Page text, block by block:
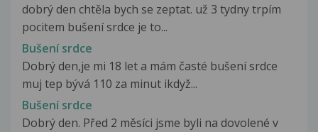
dobrý den chtěla bych se zeptat. už 3 tydny trpím
pocitem bušení srdce je to...
Bušení srdce
Dobrý den,je mi 18 let a mám časté bušení srdce
muj tep bývá 110 za minut ikdyž...
Bušení srdce
Dobrý den. Před 2 měsíci jsme byli na dovolené v